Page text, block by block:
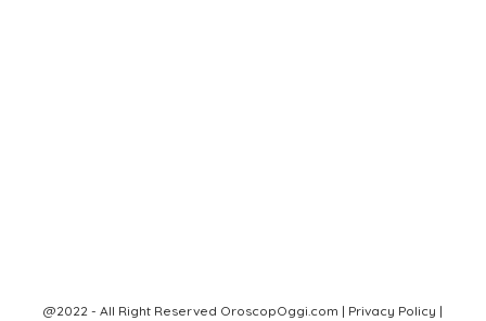
@2022 - All Right Reserved OroscopOggi.com | Privacy Policy |